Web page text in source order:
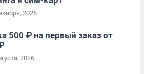
2026
500 ₽ на первый заказ от
2026